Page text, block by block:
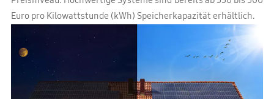
Euro pro Kilowattstunde (kWh) Speicherkapazität erhältlich.